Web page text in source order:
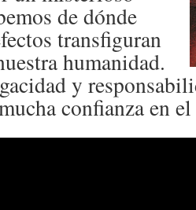
de dónde
transfiguran
humanidad.
y
confianza en